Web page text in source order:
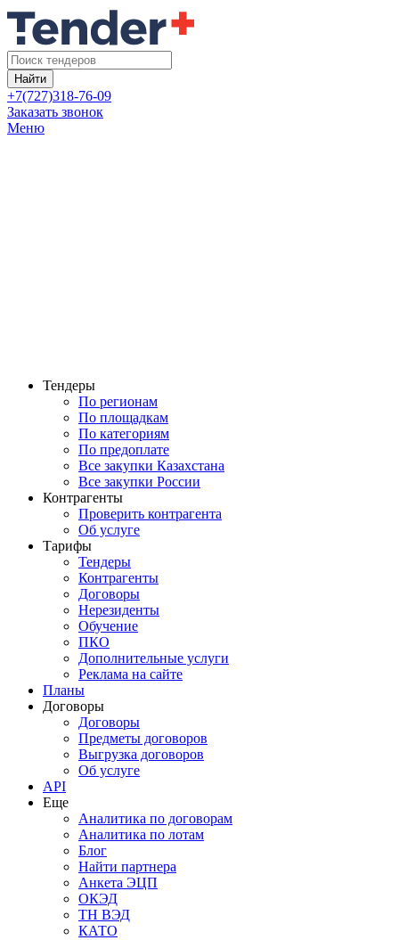
Найти
+7(727)318-76-09
Заказать звонок
Меню
Тендеры
По регионам
По площадкам
По категориям
По предоплате
Все закупки Казахстана
Все закупки России
Контрагенты
Проверить контрагента
Об услуге
Тарифы
Тендеры
Контрагенты
Договоры
Нерезиденты
Обучение
ПКО
Дополнительные услуги
Реклама на сайте
Планы
Договоры
Договоры
Предметы договоров
Выгрузка договоров
Об услуге
API
Еще
Аналитика по договорам
Аналитика по лотам
Блог
Найти партнера
Анкета ЭЦП
ОКЭД
ТН ВЭД
КАТО